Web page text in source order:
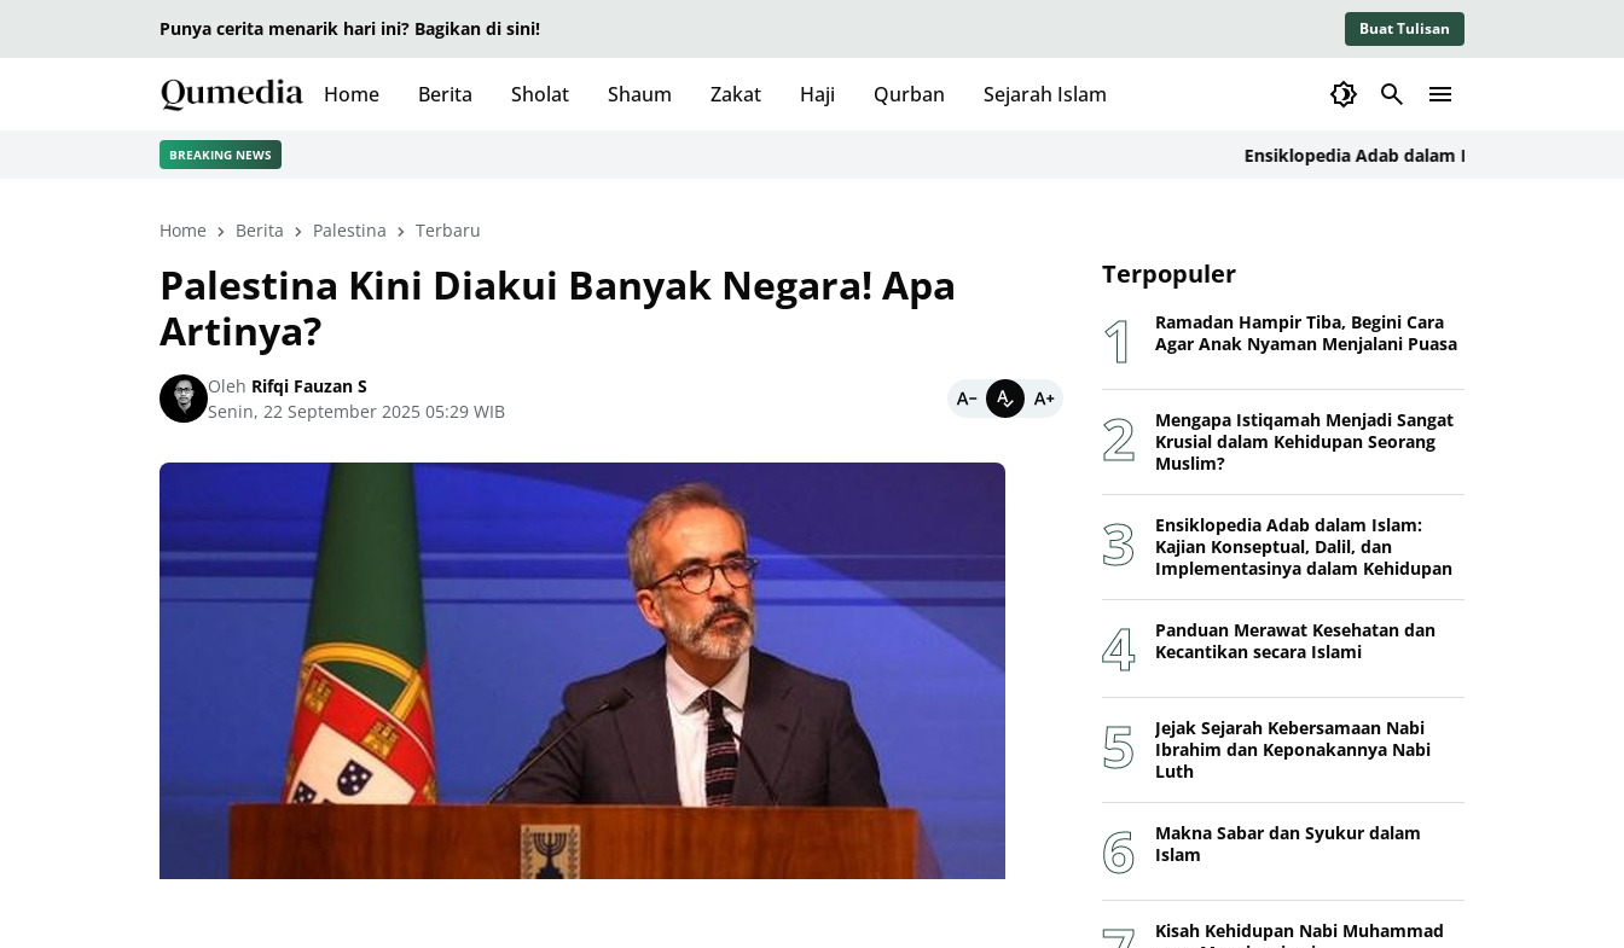
Punya cerita menarik hari ini? Bagikan di sini! Buat Tulisan
Home Berita Sholat Shaum Zakat Haji Qurban Sejarah Islam
BREAKING NEWS Ensiklopedia Adab dalam Islam: Kajian
Home Berita Palestina Terbaru
Palestina Kini Diakui Banyak Negara! Apa
Artinya?
Oleh Rifqi Fauzan S
Senin, 22 September 2025 05:29 WIB
Terpopuler
Ramadan Hampir Tiba, Begini Cara
Agar Anak Nyaman Menjalani Puasa
Mengapa Istiqamah Menjadi Sangat
Krusial dalam Kehidupan Seorang
Muslim?
Ensiklopedia Adab dalam Islam:
Kajian Konseptual, Dalil, dan
Implementasinya dalam Kehidupan
Panduan Merawat Kesehatan dan
Kecantikan secara Islami
Jejak Sejarah Kebersamaan Nabi
Ibrahim dan Keponakannya Nabi
Luth
Makna Sabar dan Syukur dalam
Islam
Kisah Kehidupan Nabi Muhammad